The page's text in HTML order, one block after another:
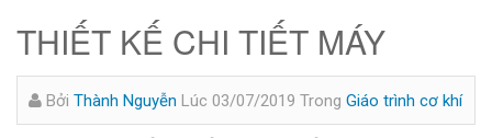
THIẾT KẾ CHI TIẾT MÁY
Bởi Thành Nguyễn Lúc 03/07/2019 Trong Giáo trình cơ khí